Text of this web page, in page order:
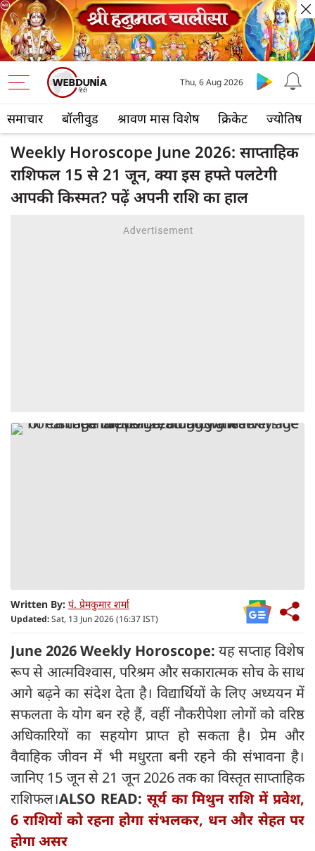
समाचार बॉलीवुड श्रावण मास विशेष क्रिकेट ज्योतिष
Thu, 6 Aug 2026
Weekly Horoscope June 2026: साप्ताहिक
राशिफल 15 से 21 जून, क्या इस हफ्ते पलटेगी
आपकी किस्मत? पढ़ें अपनी राशि का हाल
Written By: पं. प्रेमकुमार शर्मा
Updated:Sat, 13 Jun 2026 (16:37 IST)
June 2026 Weekly Horoscope: यह सप्ताह विशेष
रूप से आत्मविश्वास, परिश्रम और सकारात्मक सोच के साथ
आगे बढ़ने का संदेश देता है। विद्यार्थियों के लिए अध्ययन में
सफलता के योग बन रहे हैं, वहीं नौकरीपेशा लोगों को वरिष्ठ
अधिकारियों का सहयोग प्राप्त हो सकता है। प्रेम और
वैवाहिक जीवन में भी मधुरता बनी रहने की संभावना है।
जानिए 15 जून से 21 जून 2026 तक का विस्तृत साप्ताहिक
राशिफल।ALSO READ: सूर्य का मिथुन राशि में प्रवेश,
6 राशियों को रहना होगा संभलकर, धन और सेहत पर
होगा असर